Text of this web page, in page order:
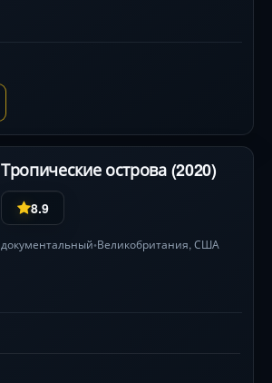
Тропические острова (2020)
8.9
документальный•Великобритания, США